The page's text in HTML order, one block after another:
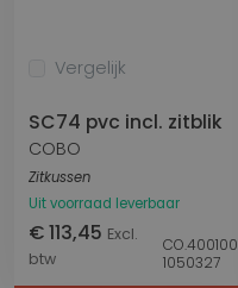
Vergelijk
SC74 pvc incl. zitblik
COBO
Zitkussen
Uit voorraad leverbaar
€ 113,45 Excl.
btw
CO.400100
1050327